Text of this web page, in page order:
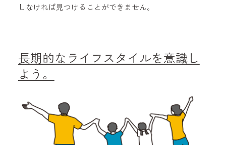
しなければ見つけることができません。
長期的なライフスタイルを意識し
よう。